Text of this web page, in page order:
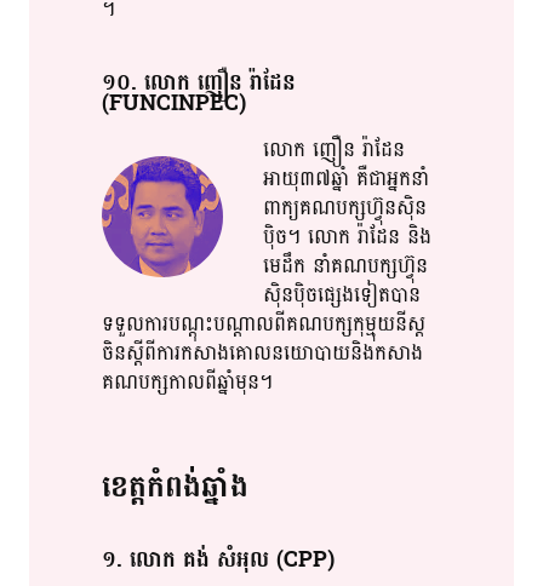
។​
១០​. លោក​ ញឿន​ រ៉ា​ដែន​
(FUNCINPEC)
លោក​ ញឿន​ រ៉ា​ដែន​
អាយុ​​៣៧​​ឆ្នាំ​​ គឺជា​​អ្នក​​នាំ
ពាក្យ​​គណបក្ស​​ហ៊្វុន​​ស៊ិន​
ប៉ិច​​។​ លោក​ រ៉ា​ដែន​ និង​​
មេ​ដឹក​ នាំ​​​​​គណបក្ស​​ហ៊្វុន​
ស៊ិន​ប៉ិច​​ផ្សេងទៀត​​បាន​
ទទួល​​ការ​​បណ្តុះបណ្តាល​​ពី​​គណបក្ស​​កុម្មុយនីស្ត​​
ចិន​​ស្តី​ពី​​ការ​​កសាង​គោលនយោបាយ​​និង​​កសាង​​
គណបក្ស​​កាលពី​ឆ្នាំ​​មុន​​។​​
ខេត្ត​​កំពង់ឆ្នាំង​​
១​. លោក​ គង់​ សំ​អុល​ (CPP)